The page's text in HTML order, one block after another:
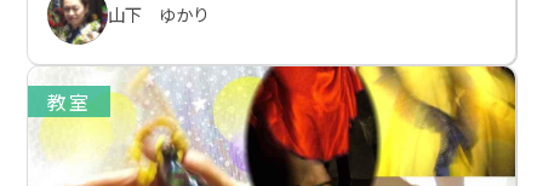
山下 ゆかり
教室